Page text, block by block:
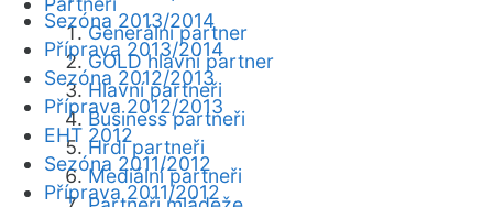
Generální partner
GOLD hlavní partner
Hlavní partneři
Business partneři
Hrdí partneři
Mediální partneři
Sezóna 2013/2014
Příprava 2013/2014
Sezóna 2012/2013
Příprava 2012/2013
EHT 2012
Sezóna 2011/2012
Příprava 2011/2012